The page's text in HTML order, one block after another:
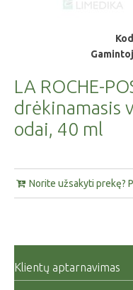
LA ROCHE-
drėkinamasis
odai, 40 ml
Norite užsakyti prekę?
Klientų aptarnavimas